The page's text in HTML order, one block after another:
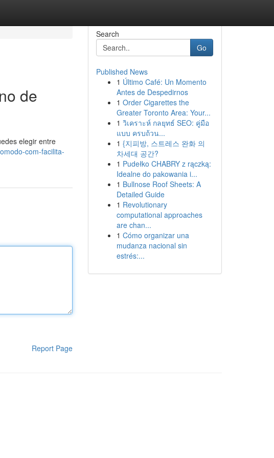
de
elegir entre
com-facilita-
Report Page
Search
Go
Published News
1 Último Café: Un Momento
Antes de Despedirnos
1 Order Cigarettes the
Greater Toronto Area: Your...
1 วิเคราะห์ กลยุทธ์ SEO: คู่มือ
แบบ ครบถ้วน...
1 {지피방, 스트레스 완화 의
차세대 공간?
1 Pudełko CHABRY z rączką:
Idealne do pakowania i...
1 Bullnose Roof Sheets: A
Detailed Guide
1 Revolutionary
computational approaches
are chan...
1 Cómo organizar una
mudanza nacional sin
estrés:...